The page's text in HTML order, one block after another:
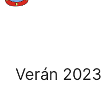
Verán 2023